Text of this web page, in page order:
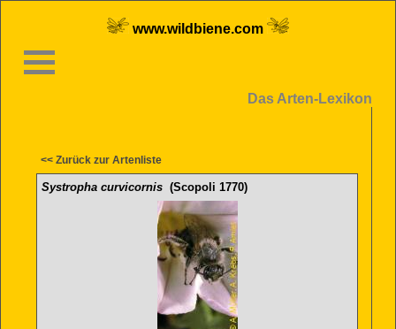
www.wildbiene.com
Das Arten-Lexikon
<< Zurück zur Artenliste
Systropha curvicornis(Scopoli 1770)